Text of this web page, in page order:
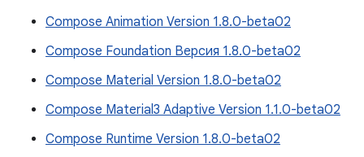
Compose Animation Version 1.8.0-beta02
Compose Foundation Версия 1.8.0-beta02
Compose Material Version 1.8.0-beta02
Compose Material3 Adaptive Version 1.1.0-beta02
Compose Runtime Version 1.8.0-beta02